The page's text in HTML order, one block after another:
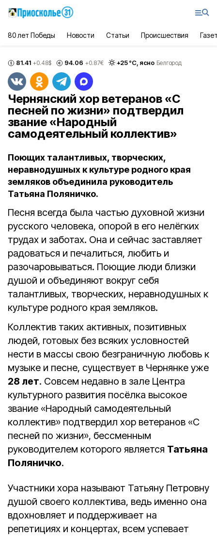
80 лет Победы Новости Статьи Происшествия
81.41 +0.48$ 94.06 +0.87€ +25°С, ясно Белгород
Чернянский хор ветеранов «С
песней по жизни» подтвердил
звание «Народный
самодеятельный коллектив»
Поющих талантливых, творческих,
неравнодушных к культуре родного края
земляков объединила руководитель
Татьяна Поляничко.
Песня всегда была частью духовной жизни
русского человека, опорой в его нелёгких
трудах и заботах. Она и сейчас заставляет
радоваться и печалиться, любить и
разочаровываться. Поющие люди близки
душой и объединяют вокруг себя
талантливых, творческих, неравнодушных к
культуре родного края земляков.
Коллектив таких активных, позитивных
людей, готовых без всяких условностей
нести в массы свою безграничную любовь к
музыке и песне, существует в Чернянке уже
28 лет. Совсем недавно в зале Центра
культурного развития посёлка высокое
звание «Народный самодеятельный
коллектив» подтвердил хор ветеранов «С
песней по жизни», бессменным
руководителем которого является Татьяна
Поляничко.
Участники хора называют Татьяну Петровну
душой своего коллектива, ведь именно она
вдохновляет и поддерживает на
репетициях и концертах, всем успевает